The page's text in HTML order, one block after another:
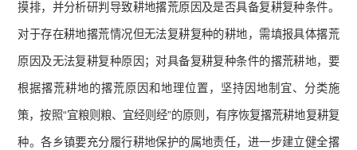
摸排，并分析研判导致耕地撂荒原因及是否具备复耕复种条件。
对于存在耕地撂荒情况但无法复耕复种的耕地，需填报具体撂荒
原因及无法复耕复种原因；对具备复耕复种条件的撂荒耕地，要
根据撂荒耕地的撂荒原因和地理位置，坚持因地制宜、分类施
策，按照“宜粮则粮、宜经则经”的原则，有序恢复撂荒耕地复耕复
种。各乡镇要充分履行耕地保护的属地责任，进一步建立健全撂